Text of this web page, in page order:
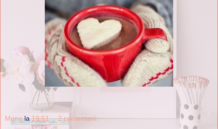
Mona la19:51 2 comentarii: